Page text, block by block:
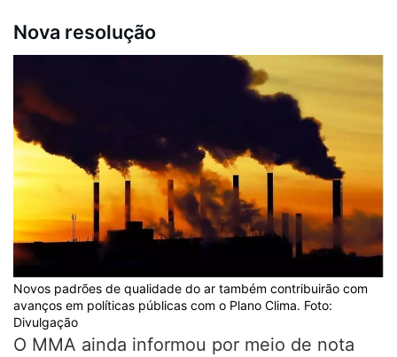
Nova resolução
Novos padrões de qualidade do ar também contribuirão com
avanços em políticas públicas com o Plano Clima. Foto:
Divulgação
O MMA ainda informou por meio de nota